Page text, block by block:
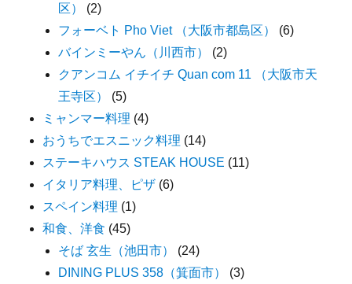
区）
(2)
フォーベト Pho Viet （大阪市都島区）
(6)
バインミーやん（川西市）
(2)
クアンコム イチイチ Quan com 11 （大阪市天
王寺区）
(5)
ミャンマー料理 (4)
おうちでエスニック料理 (14)
ステーキハウス STEAK HOUSE (11)
イタリア料理、ピザ (6)
スペイン料理 (1)
和食、洋食 (45)
そば 玄生（池田市）
(24)
DINING PLUS 358（箕面市）
(3)